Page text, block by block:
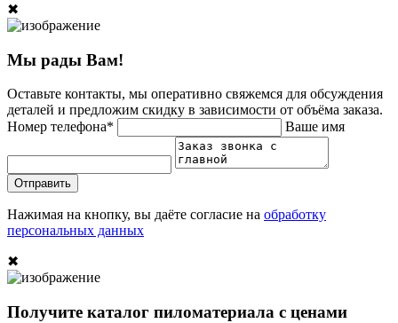
✖
Мы рады Вам!
Оставьте контакты, мы оперативно свяжемся для обсуждения
деталей и предложим скидку в зависимости от объёма заказа.
Номер телефона*
Ваше имя
Отправить
Нажимая на кнопку, вы даёте согласие на обработку
персональных данных
✖
Получите каталог пиломатериала с ценами